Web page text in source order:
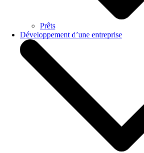
Prêts
Développement d’une entreprise